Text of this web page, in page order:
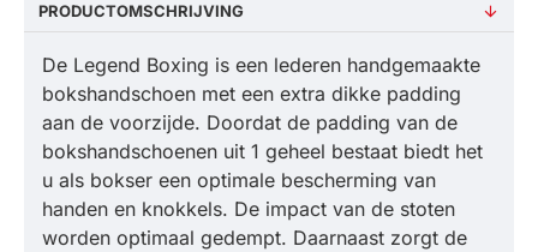
PRODUCTOMSCHRIJVING
De Legend Boxing is een lederen handgemaakte
bokshandschoen met een extra dikke padding
aan de voorzijde. Doordat de padding van de
bokshandschoenen uit 1 geheel bestaat biedt het
u als bokser een optimale bescherming van
handen en knokkels. De impact van de stoten
worden optimaal gedempt. Daarnaast zorgt de